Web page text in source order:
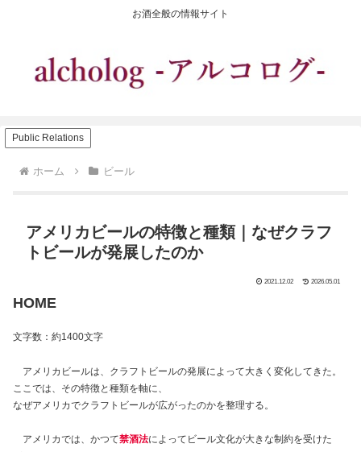
お酒全般の情報サイト
Public Relations
ホーム ビール
アメリカビールの特徴と種類｜なぜクラフ
トビールが発展したのか
2021.12.02 2026.05.01
HOME
文字数：約1400文字
アメリカビールは、クラフトビールの発展によって大きく変化してきた。
ここでは、その特徴と種類を軸に、
なぜアメリカでクラフトビールが広がったのかを整理する。
アメリカでは、かつて禁酒法によってビール文化が大きな制約を受けた